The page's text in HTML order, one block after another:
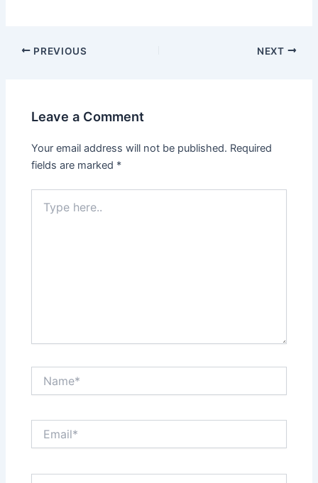
Post
PREVIOUS NEXT
Leave a Comment
Your email address will not be published. Required
fields are marked *
here..